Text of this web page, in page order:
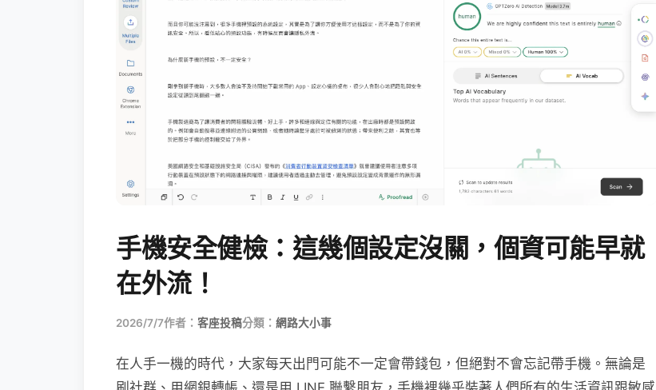
手機安全健檢：這幾個設定沒關，個資可能早就
在外流！
2026/7/7作者： 客座投稿分類： 網路大小事
在人手一機的時代，大家每天出門可能不一定會帶錢包，但絕對不會忘記帶手機。無論是